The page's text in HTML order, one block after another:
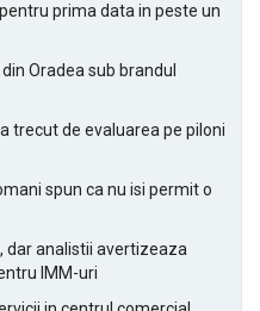
prima data in peste un
Oradea sub brandul
trecut de evaluarea pe piloni
spun ca nu isi permit o
dar analistii avertizeaza
IMM-uri